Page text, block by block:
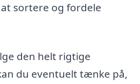
sortere og fordele
den helt rigtige
du eventuelt tænke på,